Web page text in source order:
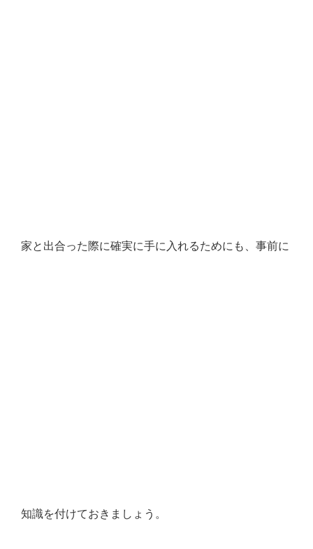
家と出合った際に確実に手に入れるためにも、事前に
知識を付けておきましょう。